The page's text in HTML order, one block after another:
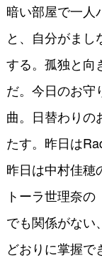
暗い部屋で一人
と、自分がま
する。孤独と向
だ。今日のお守
曲。日替わりの
たす。昨日は
昨日は中村佳穂
トーラ世理奈
でも関係がない
どおりに掌握で